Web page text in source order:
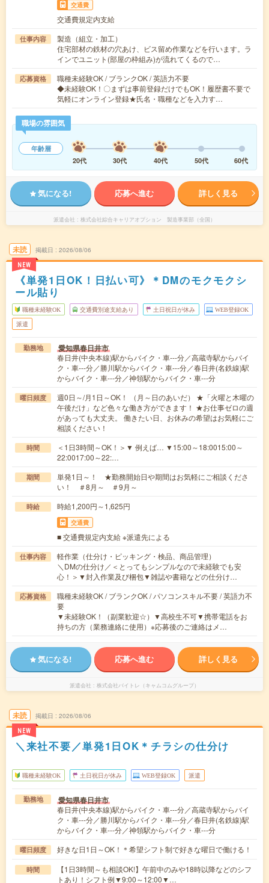
交通費
交通費規定内支給
仕事内容
製造（組立・加工）
住宅部材の鉄材の穴あけ、ビス留め作業などを行います。ラ
インでユニット(部屋の枠組み)が流れてくるので…
応募資格
職種未経験OK / ブランクOK / 英語力不要
◆未経験OK！〇まずは事前登録だけでもOK！履歴書不要で
気軽にオンライン登録★氏名・職種などを入力す…
職場の雰囲気
年齢層
20代
30代 40代 50代 60代
気になる! 応募へ進む 詳しく見る
派遣会社 株式会社綜合キャリアオプション 製造事業部（全国）
未読
NEW
掲載日 2026/08/06
《単発1日OK！日払い可》＊DMのモクモクシ
ール貼り
職種未経験OK 交通費別途支給あり 土日祝日が休み WEB登録OK
派遣
勤務地 愛知県春日井市
春日井(中央本線)駅からバイク・車---分／高蔵寺駅からバイ
ク・車---分／勝川駅からバイク・車---分／春日井(名鉄線)駅
からバイク・車---分／神領駅からバイク・車---分
曜日頻度
週0日～/月1日～OK！ （月～日のあいだ） ★「火曜と木曜の
午後だけ」など色々な働き方ができます！ ★お仕事ゼロの週
があっても大丈夫。 働きたい日、お休みの希望はお気軽にご
相談ください！
時間
＜1日3時間～OK！＞▼ 例えば… ▼15:00～18:0015:00～
22:0017:00～22:…
期間
単発1日～！ ★勤務開始日や期間はお気軽にご相談くださ
い！ ＃8月～ ＃9月～
時給 時給1,200円～1,625円
交通費
■ 交通費規定内支給 ※派遣先による
仕事内容
軽作業（仕分け・ピッキング・検品、商品管理）
＼DMの仕分け／＜とってもシンプルなので未経験でも安
心！＞▼封入作業及び梱包▼雑誌や書籍などの仕分け…
応募資格
職種未経験OK / ブランクOK / パソコンスキル不要 / 英語力不
要
▼未経験OK！（副業歓迎☆）▼高校生不可▼携帯電話をお
持ちの方（業務連絡に使用）※応募後のご連絡はメ…
気になる! 応募へ進む 詳しく見る
派遣会社 株式会社バイトレ（キャムコムグループ）
未読
NEW
掲載日 2026/08/06
＼来社不要／単発1日OK＊チラシの仕分け
職種未経験OK 土日祝日が休み WEB登録OK 派遣
勤務地 愛知県春日井市
春日井(中央本線)駅からバイク・車---分／高蔵寺駅からバイ
ク・車---分／勝川駅からバイク・車---分／春日井(名鉄線)駅
からバイク・車---分／神領駅からバイク・車---分
曜日頻度 好きな日1日～OK！＊希望シフト制で好きな曜日で働ける！
時間
【1日3時間～も相談OK!】午前中のみや18時以降などのシフ
トあり！シフト例▼9:00～12:00▼…